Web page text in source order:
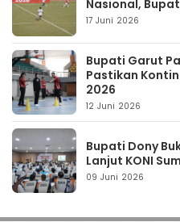
Nasional,
17 Juni 2026
Bupati Garut
Pastikan
2026
12 Juni 2026
Bupati Dony
Lanjut KONI
09 Juni 2026